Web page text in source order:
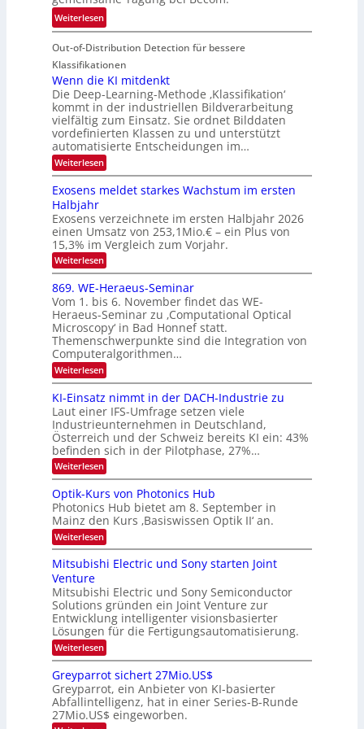
e
i
n
V
I
S
I
O
N
T
e
c
h
T
a
k
s
T
o
e
n
a
u
f
d
e
r
V
S
I
O
N
2
0
2
6
Weiterlesen:
T
a
g
u
n
g
z
u
E
l
e
t
r
o
n
k
-
u
n
d
B
i
l
d
v
e
r
a
r
b
e
i
n
g
s
-
T
r
e
n
d
Out-of-Distribution Detection für bessere
Klassifikationen
Wenn die KI mitdenkt
Die Deep-Learning-Methode ‚Klassifikation‘
kommt in der industriellen Bildverarbeitung
vielfältig zum Einsatz. Sie ordnet Bilddaten
vordefinierten Klassen zu und unterstützt
automatisierte Entscheidungen im…
Weiterlesen:
W
n
d
i
e
K
I
m
i
t
d
e
n
k
t
Exosens meldet starkes Wachstum im ersten
Halbjahr
Exosens verzeichnete im ersten Halbjahr 2026
einen Umsatz von 253,1Mio.€ – ein Plus von
15,3% im Vergleich zum Vorjahr.
Weiterlesen:
E
x
o
s
e
n
s
m
e
l
d
e
t
s
t
a
r
k
e
W
a
c
h
s
u
i
m
e
r
s
t
e
n
H
a
l
b
j
869. WE-Heraeus-Seminar
Vom 1. bis 6. November findet das WE-
Heraeus-Seminar zu ‚Computational Optical
Microscopy‘ in Bad Honnef statt.
Themenschwerpunkte sind die Integration von
Computeralgorithmen…
Weiterlesen:
8
9
.
W
E
-
H
e
r
a
e
u
s
-
S
e
n
a
r
KI-Einsatz nimmt in der DACH-Industrie zu
Laut einer IFS-Umfrage setzen viele
Industrieunternehmen in Deutschland,
Österreich und der Schweiz bereits KI ein: 43%
befinden sich in der Pilotphase, 27%…
Weiterlesen:
K
-
E
i
n
s
a
t
n
m
m
t
i
n
d
e
r
D
A
Optik-Kurs von Photonics Hub
Photonics Hub bietet am 8. September in
Mainz den Kurs ‚Basiswissen Optik II‘ an.
Weiterlesen:
O
p
t
k
-
K
u
r
s
v
o
n
P
h
o
Mitsubishi Electric und Sony starten Joint
Venture
Mitsubishi Electric und Sony Semiconductor
Solutions gründen ein Joint Venture zur
Entwicklung intelligenter visionsbasierter
Lösungen für die Fertigungsautomatisierung.
Weiterlesen:
M
t
s
u
b
i
Greyparrot sichert 27Mio.US$
Greyparrot, ein Anbieter von KI-basierter
Abfallintelligenz, hat in einer Series-B-Runde
27Mio.US$ eingeworben.